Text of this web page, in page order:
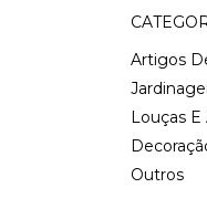
Artigos
Louças E
Outros